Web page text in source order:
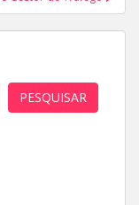
PESQUISAR